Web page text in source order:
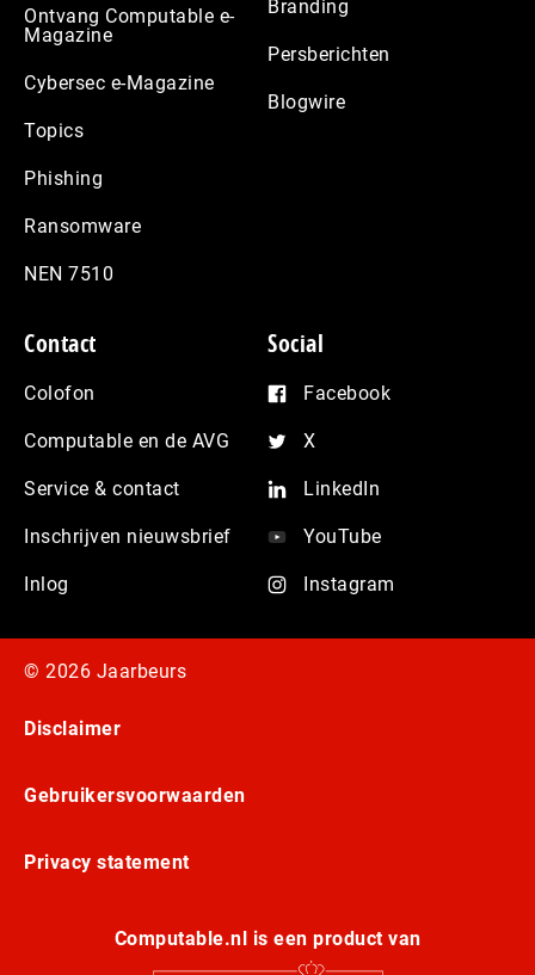
Ontvang Computable e-
Magazine
Cybersec e-Magazine
Topics
Phishing
Ransomware
NEN 7510
Branding
Persberichten
Blogwire
Contact
Colofon
Computable en de AVG
Service & contact
Inschrijven nieuwsbrief
Inlog
Social
Facebook
X
LinkedIn
YouTube
Instagram
© 2026 Jaarbeurs
Disclaimer
Gebruikersvoorwaarden
Privacy statement
Computable.nl is een product van